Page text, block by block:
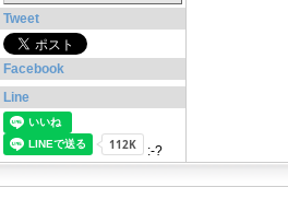
Tweet
Facebook
Line
:-?